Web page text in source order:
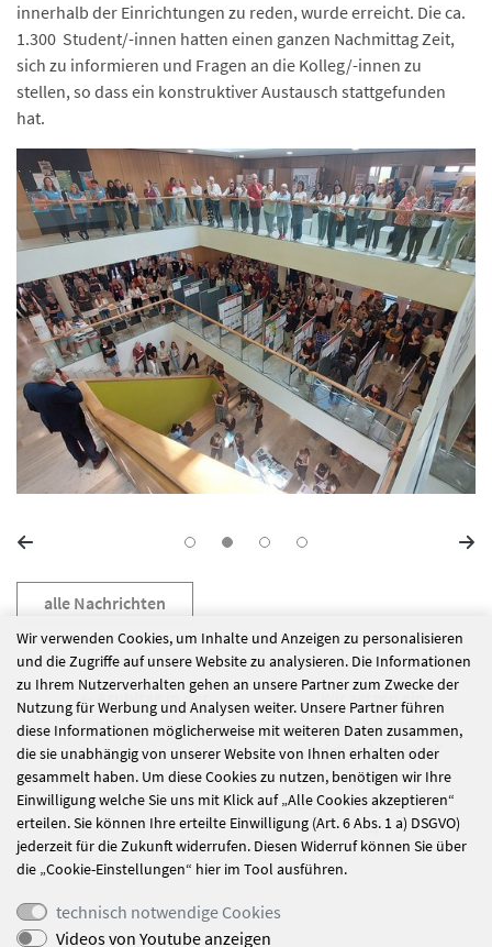
innerhalb der Einrichtungen zu reden, wurde erreicht. Die ca.
1.300 Student/-innen hatten einen ganzen Nachmittag Zeit,
sich zu informieren und Fragen an die Kolleg/-innen zu
stellen, so dass ein konstruktiver Austausch stattgefunden
hat.
alle Nachrichten
Azubitag in der
Hauptgeschäftsstelle
Wir setzen ein
nachhaltiges
Zeichen im Kampf
gegen
Lebensmittelabfälle!
Wir verwenden Cookies, um Inhalte und Anzeigen zu personalisieren
und die Zugriffe auf unsere Website zu analysieren. Die Informationen
zu Ihrem Nutzerverhalten gehen an unsere Partner zum Zwecke der
Nutzung für Werbung und Analysen weiter. Unsere Partner führen
diese Informationen möglicherweise mit weiteren Daten zusammen,
die sie unabhängig von unserer Website von Ihnen erhalten oder
gesammelt haben. Um diese Cookies zu nutzen, benötigen wir Ihre
Einwilligung welche Sie uns mit Klick auf „Alle Cookies akzeptieren“
erteilen. Sie können Ihre erteilte Einwilligung (Art. 6 Abs. 1 a) DSGVO)
jederzeit für die Zukunft widerrufen. Diesen Widerruf können Sie über
die „Cookie-Einstellungen“ hier im Tool ausführen.
technisch notwendige Cookies
Videos von Youtube anzeigen